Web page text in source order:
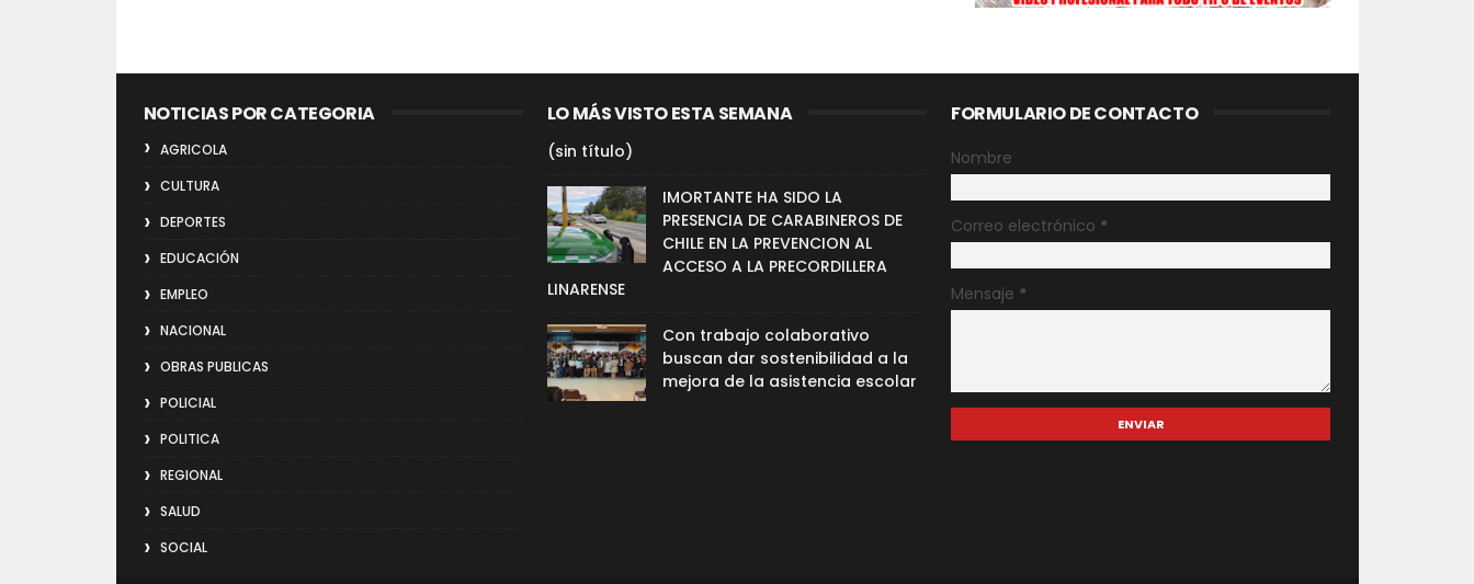
NOTICIAS POR CATEGORIA
AGRICOLA
CULTURA
DEPORTES
EDUCACIÓN
EMPLEO
NACIONAL
OBRAS PUBLICAS
POLICIAL
POLITICA
REGIONAL
SALUD
SOCIAL
LO MÁS VISTO ESTA SEMANA
(sin título)
IMORTANTE HA SIDO LA
PRESENCIA DE CARABINEROS DE
CHILE EN LA PREVENCION AL
ACCESO A LA PRECORDILLERA
LINARENSE
Con trabajo colaborativo
buscan dar sostenibilidad a la
mejora de la asistencia escolar
FORMULARIO DE CONTACTO
Nombre
Correo electrónico *
Mensaje *